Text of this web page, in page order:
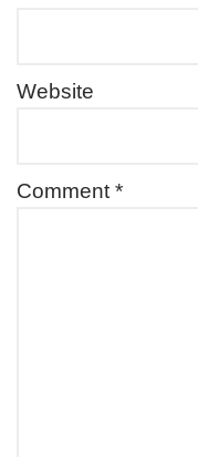
Website
Comment *